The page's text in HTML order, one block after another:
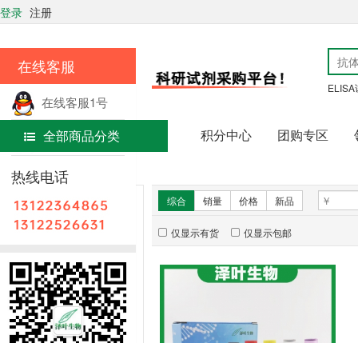
在线客服
在线客服1号
在线客服2号
热线电话
登录 注册
ELISA
全部商品分类 积分中心 团购专区
首页
免疫组学
新品推荐
综合 销量 价格 新品
仅显示有货 仅显示包邮